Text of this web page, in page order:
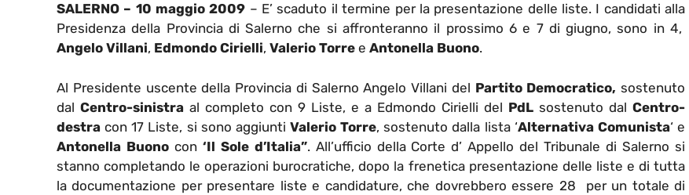
SALERNO – 10 maggio 2009 – E’ scaduto il termine per la presentazione delle liste. I candidati alla
Presidenza della Provincia di Salerno che si affronteranno il prossimo 6 e 7 di giugno, sono in 4,
Angelo Villani, Edmondo Cirielli, Valerio Torre e Antonella Buono.
Al Presidente uscente della Provincia di Salerno Angelo Villani del Partito Democratico, sostenuto
dal Centro-sinistra al completo con 9 Liste, e a Edmondo Cirielli del PdL sostenuto dal Centro-
destra con 17 Liste, si sono aggiunti Valerio Torre, sostenuto dalla lista ‘Alternativa Comunista‘ e
Antonella Buono con ‘Il Sole d’Italia”. All’ufficio della Corte d’ Appello del Tribunale di Salerno si
stanno completando le operazioni burocratiche, dopo la frenetica presentazione delle liste e di tutta
la documentazione per presentare liste e candidature, che dovrebbero essere 28 per un totale di